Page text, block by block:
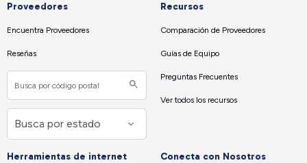
Proveedores
Encuentra Proveedores
Reseñas
Recursos
Comparación de Proveedores
Guías de Equipo
Preguntas Frecuentes
Ver todos los recursos
Herramientas de internet Conecta con Nosotros